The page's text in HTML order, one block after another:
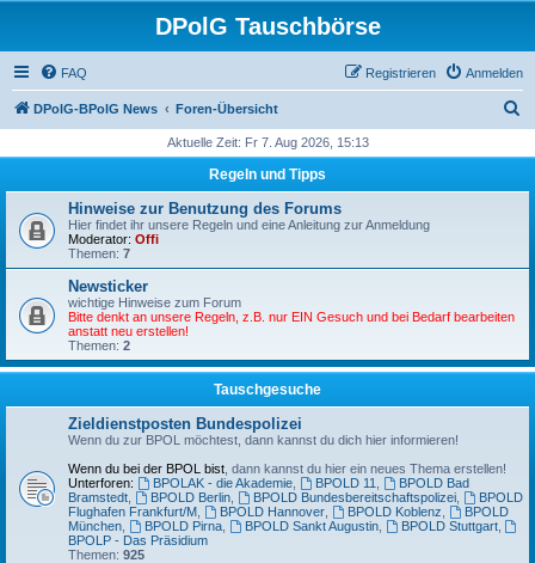
DPolG Tauschbörse
FAQ Anmelden
Registrieren
DPolG-BPolG News Foren-Übersicht
h
Aktuelle Zeit: Fr 7. Aug 2026, 15:13
Regeln und Tipps
Hinweise zur Benutzung des Forums
Hier findet ihr unsere Regeln und eine Anleitung zur Anmeldung
Moderator: Offi
Themen: 7
Newsticker
wichtige Hinweise zum Forum
Bitte denkt an unsere Regeln, z.B. nur EIN Gesuch und bei Bedarf bearbeiten
anstatt neu erstellen!
Themen: 2
Tauschgesuche
Zieldienstposten Bundespolizei
Wenn du zur BPOL möchtest, dann kannst du dich hier informieren!
Wenn du bei der BPOL bist , dann kannst du hier ein neues Thema erstellen!
Unterforen:
BPOLAK - die Akademie, BPOLD 11
BPOLD Bad
Bramstedt
BPOLD Berlin, BPOLD Bundesbereitschaftspolizei,
BPOLD
Flughafen Frankfurt/M
BPOLD Hannover, BPOLD Koblenz
BPOLD
München
BPOLD Pirna, BPOLD Sankt Augustin, BPOLD Stuttgart,
BPOLP - Das Präsidium
Themen: 925